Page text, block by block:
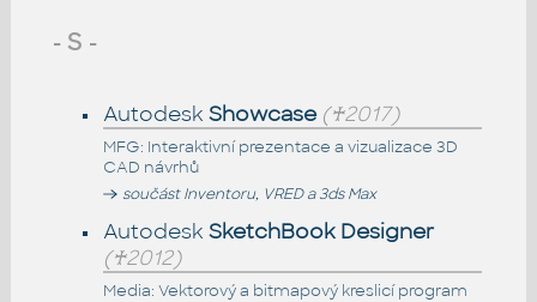
- S -
Autodesk Showcase (♰2017)
MFG: Interaktivní prezentace a vizualizace 3D
CAD návrhů
součást Inventoru, VRED a 3ds Max
Autodesk SketchBook Designer
(♰2012)
Media: Vektorový a bitmapový kreslicí program